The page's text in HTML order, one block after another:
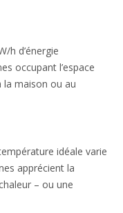
h d’énergie
occupant l’espace
la maison ou au
idéale varie
apprécient la
– ou une